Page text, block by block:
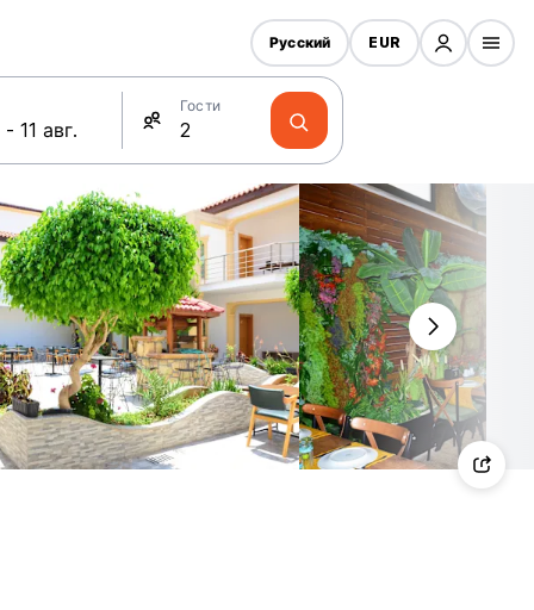
Гости
Русский EUR